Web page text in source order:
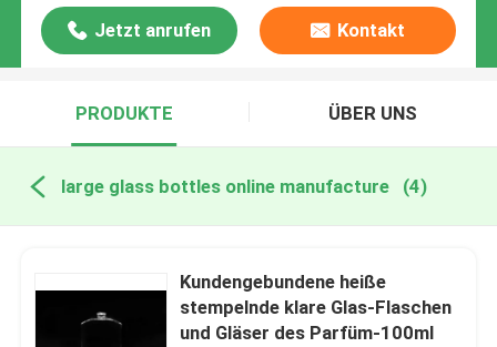
Jetzt anrufen Kontakt
PRODUKTE ÜBER UNS
large glass bottles online manufacture (4)
Kundengebundene heiße
stempelnde klare Glas-Flaschen
und Gläser des Parfüm-100ml